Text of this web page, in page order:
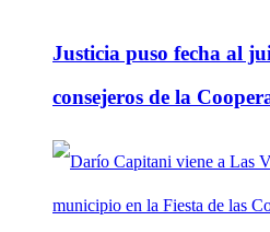
Justicia puso fecha al
consejeros de la